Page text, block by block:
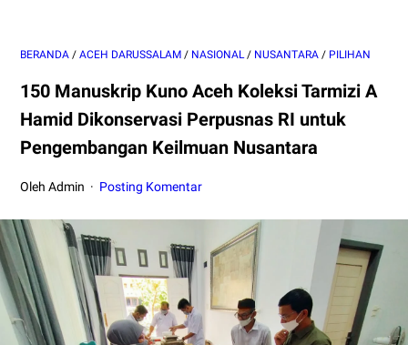
BERANDA / ACEH DARUSSALAM / NASIONAL / NUSANTARA / PILIHAN
150 Manuskrip Kuno Aceh Koleksi Tarmizi A
Hamid Dikonservasi Perpusnas RI untuk
Pengembangan Keilmuan Nusantara
Oleh Admin Posting Komentar